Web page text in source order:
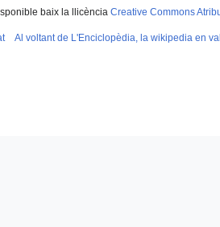
baix la llicència Creative Commons
Al voltant de L'Enciclopèdia, la wikipedia en